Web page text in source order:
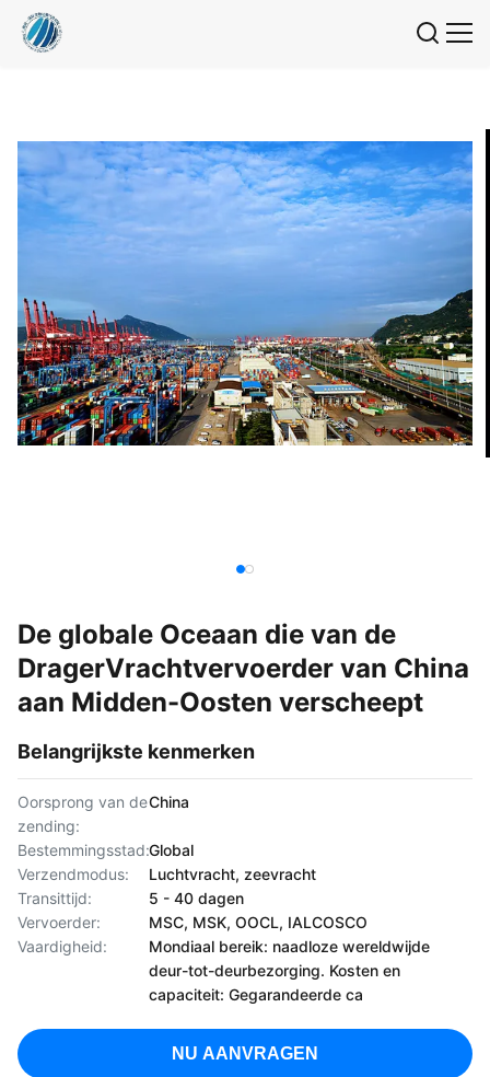
De globale Oceaan die van de
DragerVrachtvervoerder van China
aan Midden-Oosten verscheept
Belangrijkste kenmerken
Oorsprong van de
zending:
China
Bestemmingsstad:Global
Verzendmodus:
Luchtvracht, zeevracht
Transittijd:
5 - 40 dagen
Vervoerder:
MSC, MSK, OOCL, IALCOSCO
Vaardigheid:
Mondiaal bereik: naadloze wereldwijde
deur-tot-deurbezorging. Kosten en
capaciteit: Gegarandeerde ca
NU AANVRAGEN